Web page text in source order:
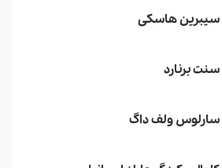
سیبرین هاسکی
سنت برنارد
سارلوس ولف داگ